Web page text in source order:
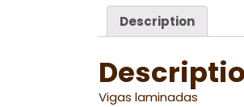
Description
Vigas laminadas